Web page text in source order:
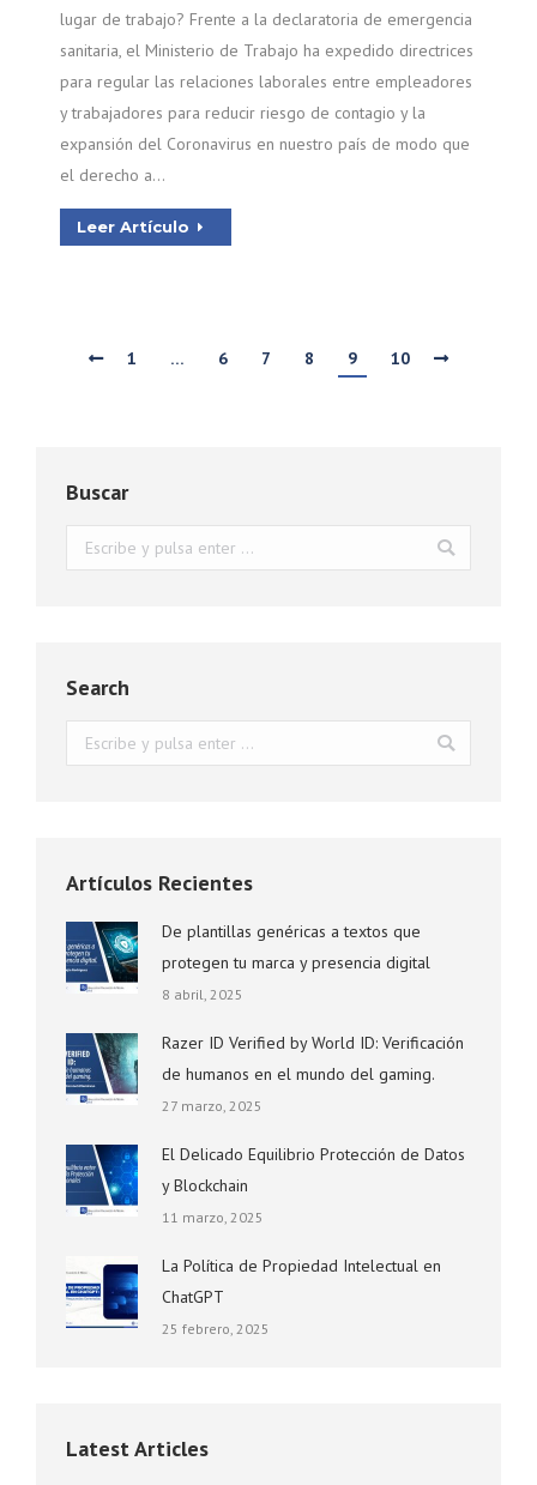
lugar de trabajo? Frente a la declaratoria de emergencia
sanitaria, el Ministerio de Trabajo ha expedido directrices
para regular las relaciones laborales entre empleadores
y trabajadores para reducir riesgo de contagio y la
expansión del Coronavirus en nuestro país de modo que
el derecho a…
Leer Artículo
1 … 6 7 8 9 10
Buscar
Buscar:
Search
Buscar:
Artículos Recientes
De plantillas genéricas a textos que
protegen tu marca y presencia digital
8 abril, 2025
Razer ID Verified by World ID: Verificación
de humanos en el mundo del gaming.
27 marzo, 2025
El Delicado Equilibrio Protección de Datos
y Blockchain
11 marzo, 2025
La Política de Propiedad Intelectual en
ChatGPT
25 febrero, 2025
Latest Articles